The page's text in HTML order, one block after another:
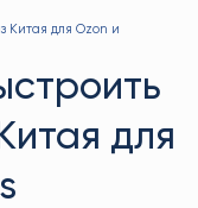
Китая для Ozon и
для